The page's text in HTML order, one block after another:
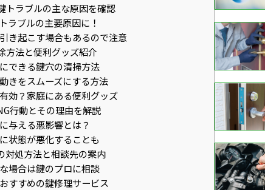
トラブルの主な原因を確認
ラブルの主要原因に！
き起こす場合もあるので注意
方法と便利グッズ紹介
できる鍵穴の清掃方法
きをスムーズにする方法
効？家庭にある便利グッズ
行動とその理由を解説
与える悪影響とは？
状態が悪化することも
対処方法と相談先の案内
場合は鍵のプロに相談
すすめの鍵修理サービス